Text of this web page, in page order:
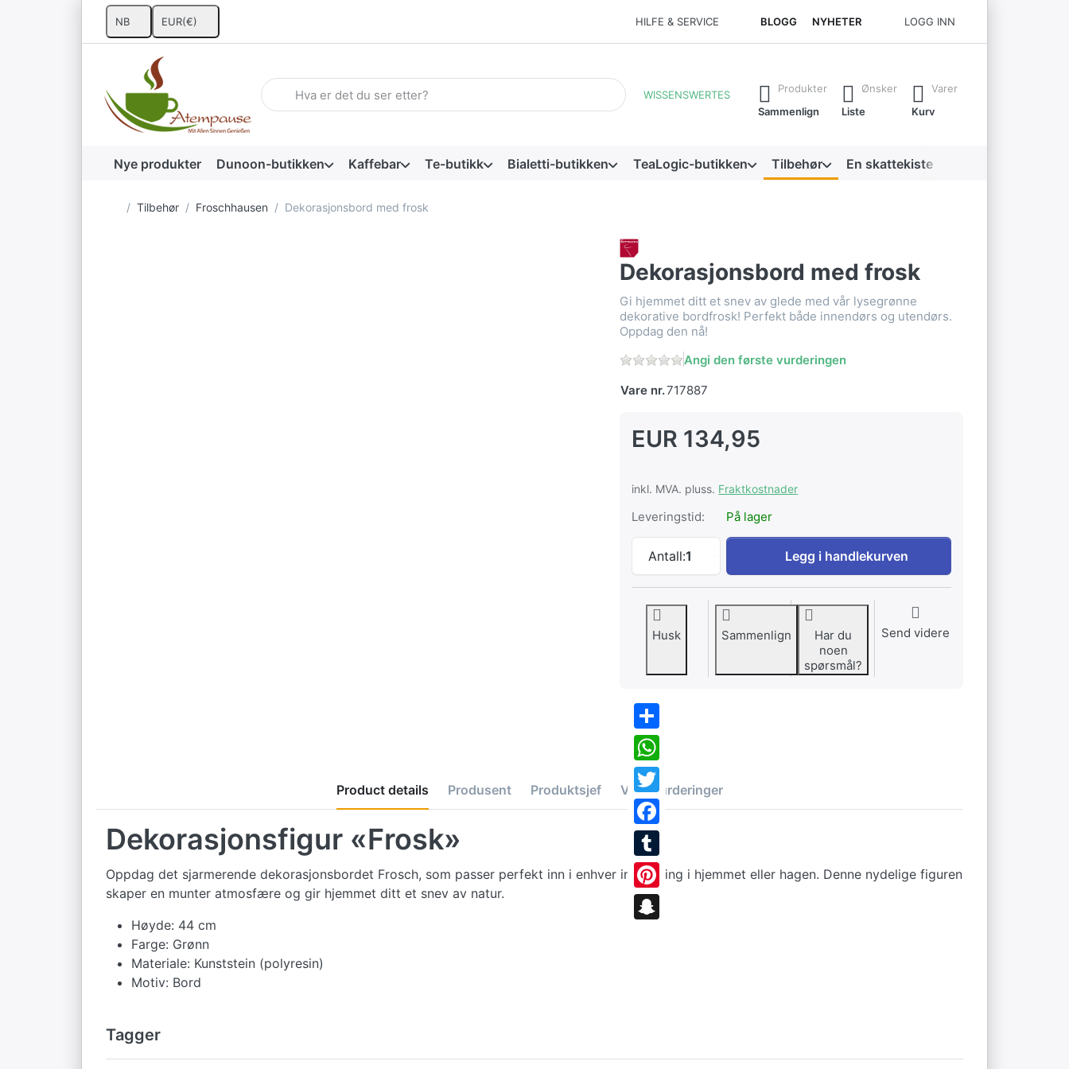
NB EUR(€) HILFE & SERVICE BLOGG NYHETER LOGG INN
Skriv inn et søkeord. De første resultatene vises automatisk etter hvert som du skriver. Trykk på Enter-tasten for å få opp alle resultatene.
WISSENSWERTES
Produkter
Sammenlign
Ønsker
Liste
Varer
Kurv
Nye produkter Dunoon-butikken Kaffebar Te-butikk Bialetti-butikken TeaLogic-butikken Tilbehør En skattekiste
Startside
Tilbehør Froschhausen Dekorasjonsbord med frosk
Dekorasjonsbord med frosk
Gi hjemmet ditt et snev av glede med vår lysegrønne
dekorative bordfrosk! Perfekt både innendørs og utendørs.
Oppdag den nå!
Angi den første vurderingen
Vare nr.717887
EUR 134,95
inkl. MVA. pluss. Fraktkostnader
Leveringstid: På lager
Antall:1
Dekorasjonsbord med frosk til EUR 134,95, mengde 1.
Legg i handlekurven
Husk Sammenlign
Har du
noen
spørsmål?
Send videre
Share
WhatsApp
Twitter
Facebook
Tumblr
Pinterest
Product details Produsent Produktsjef Verdivurderinger
Dekorasjonsfigur «Frosk»
Oppdag det sjarmerende dekorasjonsbordet Frosch, som passer perfekt inn i enhver innredning i hjemmet eller hagen. Denne nydelige figuren
skaper en munter atmosfære og gir hjemmet ditt et snev av natur.
Høyde: 44 cm
Farge: Grønn
Materiale: Kunststein (polyresin)
Motiv: Bord
Tagger